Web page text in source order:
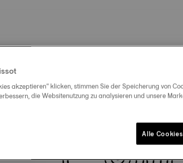
Entdecken Sie ähnliche
akzeptieren“ klicken, stimmen Sie der Speicherung von
die Websitenutzung zu analysieren und unsere
Alle